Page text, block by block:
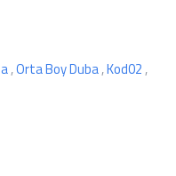
,Orta Boy Duba,Kod02,